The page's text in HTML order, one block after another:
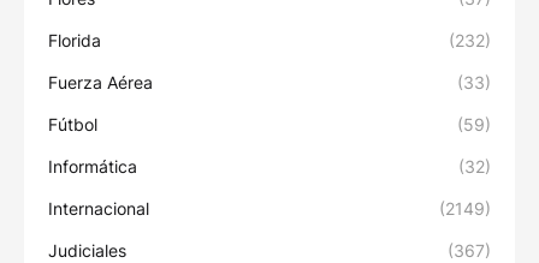
Florida (232)
Fuerza Aérea (33)
Fútbol (59)
Informática (32)
Internacional (2149)
Judiciales (367)